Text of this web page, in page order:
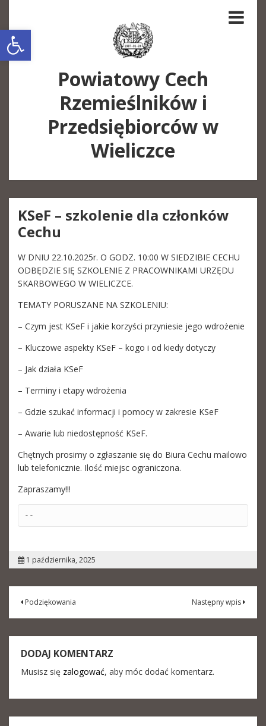
Open toolbar
Powiatowy Cech
Rzemieślników i
Przedsiębiorców w
Wieliczce
KSeF – szkolenie dla członków
Cechu
W DNIU 22.10.2025r. O GODZ. 10:00 W SIEDZIBIE CECHU
ODBĘDZIE SIĘ SZKOLENIE Z PRACOWNIKAMI URZĘDU
SKARBOWEGO W WIELICZCE.
TEMATY PORUSZANE NA SZKOLENIU:
– Czym jest KSeF i jakie korzyści przyniesie jego wdrożenie
– Kluczowe aspekty KSeF – kogo i od kiedy dotyczy
– Jak działa KSeF
– Terminy i etapy wdrożenia
– Gdzie szukać informacji i pomocy w zakresie KSeF
– Awarie lub niedostępność KSeF.
Chętnych prosimy o zgłaszanie się do Biura Cechu mailowo
lub telefonicznie. Ilość miejsc ograniczona.
Zapraszamy!!!
--
1 października, 2025
Nawigacja
wpisu
Podziękowania Następny wpis
DODAJ KOMENTARZ
Musisz się zalogować, aby móc dodać komentarz.